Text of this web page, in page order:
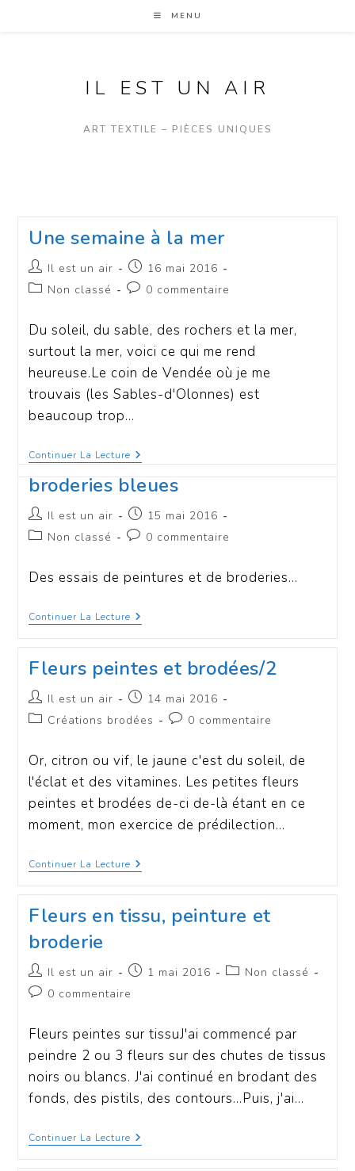
MENU
IL EST UN AIR
ART TEXTILE – PIÈCES UNIQUES
Une semaine à la mer
Il est un air
16 mai 2016
Non classé
0 commentaire
Du soleil, du sable, des rochers et la mer,
surtout la mer, voici ce qui me rend
heureuse.Le coin de Vendée où je me
trouvais (les Sables-d'Olonnes) est
beaucoup trop…
Continuer La Lecture
broderies bleues
Il est un air
15 mai 2016
Non classé
0 commentaire
Des essais de peintures et de broderies...
Continuer La Lecture
Fleurs peintes et brodées/2
Il est un air
14 mai 2016
Créations brodées
0 commentaire
Or, citron ou vif, le jaune c'est du soleil, de
l'éclat et des vitamines. Les petites fleurs
peintes et brodées de-ci de-là étant en ce
moment, mon exercice de prédilection…
Continuer La Lecture
Fleurs en tissu, peinture et
broderie
Il est un air 1 mai 2016
Non classé
0 commentaire
Fleurs peintes sur tissuJ'ai commencé par
peindre 2 ou 3 fleurs sur des chutes de tissus
noirs ou blancs. J'ai continué en brodant des
fonds, des pistils, des contours...Puis, j'ai…
Continuer La Lecture